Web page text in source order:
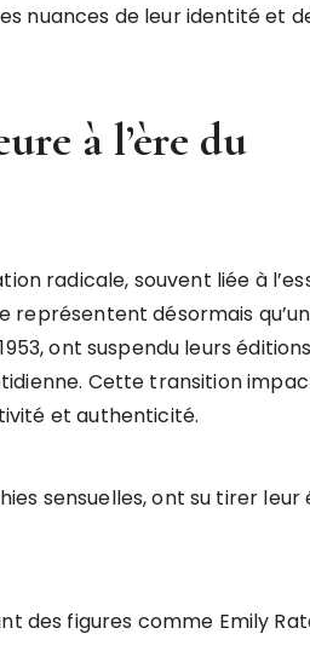
nuances de leur identité et
à l’ère du
radicale, souvent liée à
représentent désormais
ont suspendu leurs
Cette transition
et authenticité.
sensuelles, ont su tirer leur
des figures comme Emily